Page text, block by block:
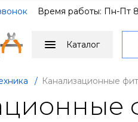
Время работы: Пн-Пт
Каталог
/ Канализационные